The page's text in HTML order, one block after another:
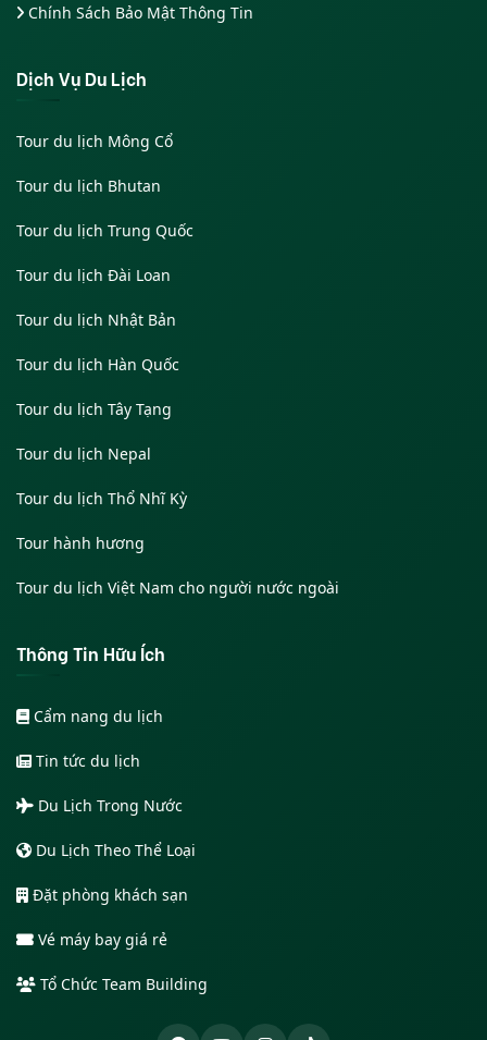
Chính Sách Bảo Mật Thông Tin
Dịch Vụ Du Lịch
Tour du lịch Mông Cổ
Tour du lịch Bhutan
Tour du lịch Trung Quốc
Tour du lịch Đài Loan
Tour du lịch Nhật Bản
Tour du lịch Hàn Quốc
Tour du lịch Tây Tạng
Tour du lịch Nepal
Tour du lịch Thổ Nhĩ Kỳ
Tour hành hương
Tour du lịch Việt Nam cho người nước ngoài
Thông Tin Hữu Ích
Cẩm nang du lịch
Tin tức du lịch
Du Lịch Trong Nước
Du Lịch Theo Thể Loại
Đặt phòng khách sạn
Vé máy bay giá rẻ
Tổ Chức Team Building